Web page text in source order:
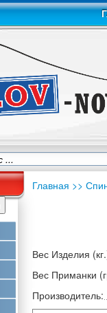
Главная >>
Вес Изделия
Вес Приманки
Производитель: